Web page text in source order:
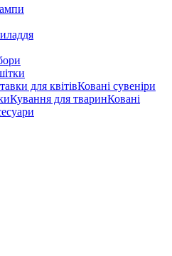
для квітівКовані сувеніри
Кування для тваринКовані